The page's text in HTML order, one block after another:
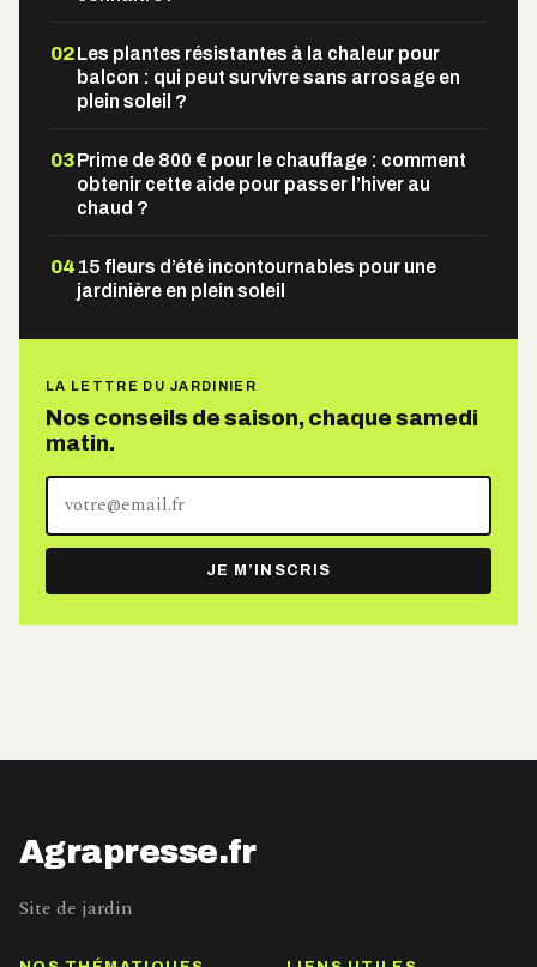
02Les plantes résistantes à la chaleur pour
balcon : qui peut survivre sans arrosage en
plein soleil ?
03Prime de 800 € pour le chauffage : comment
obtenir cette aide pour passer l’hiver au
chaud ?
04 15 fleurs d’été incontournables pour une
jardinière en plein soleil
LA LETTRE DU JARDINIER
Nos conseils de saison, chaque samedi
matin.
Votre
adresse
e-
mail
JE M’INSCRIS
Agrapresse.fr
Site de jardin